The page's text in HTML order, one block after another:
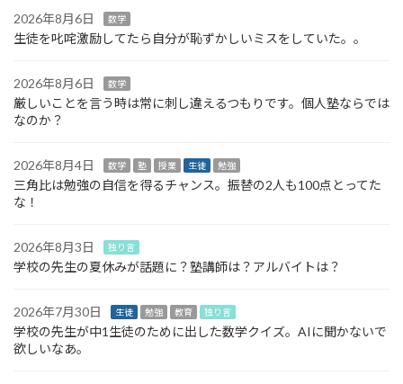
2026年8月6日 数学
生徒を叱咤激励してたら自分が恥ずかしいミスをしていた。。
2026年8月6日 数学
厳しいことを言う時は常に刺し違えるつもりです。個人塾ならでは
なのか？
2026年8月4日 数学 塾 授業 生徒 勉強
三角比は勉強の自信を得るチャンス。振替の2人も100点とってた
な！
2026年8月3日 独り言
学校の先生の夏休みが話題に？塾講師は？アルバイトは？
2026年7月30日 生徒 勉強 教育 独り言
学校の先生が中1生徒のために出した数学クイズ。AIに聞かないで
欲しいなあ。